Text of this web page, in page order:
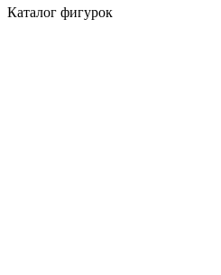
Каталог фигурок